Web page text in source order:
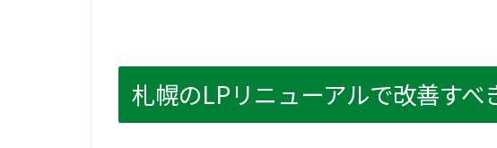
札幌のLPリニューアルで改善すべ